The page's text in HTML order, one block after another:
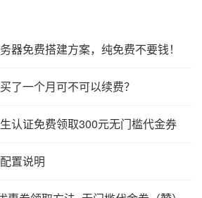
器免费搭建方案，纯免费不要钱！
了一个月可不可以续费？
认证免费领取300元无门槛代金券
置说明